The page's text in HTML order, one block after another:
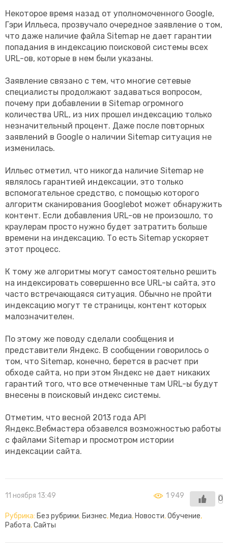
Некоторое время назад от уполномоченного Google,
Гэри Илльеса, прозвучало очередное заявление о том,
что даже наличие файла Sitemap не дает гарантии
попадания в индексацию поисковой системы всех
URL-ов, которые в нем были указаны.
Заявление связано с тем, что многие сетевые
специалисты продолжают задаваться вопросом,
почему при добавлении в Sitemap огромного
количества URL, из них прошел индексацию только
незначительный процент. Даже после повторных
заявлений в Google о наличии Sitemap ситуация не
изменилась.
Илльес отметил, что никогда наличие Sitemap не
являлось гарантией индексации, это только
вспомогательное средство, с помощью которого
алгоритм сканирования Googlebot может обнаружить
контент. Если добавления URL-ов не произошло, то
краулерам просто нужно будет затратить больше
времени на индексацию. То есть Sitemap ускоряет
этот процесс.
К тому же алгоритмы могут самостоятельно решить
на индексировать совершенно все URL-ы сайта, это
часто встречающаяся ситуация. Обычно не пройти
индексацию могут те страницы, контент которых
малозначителен.
По этому же поводу сделали сообщения и
представители Яндекс. В сообщении говорилось о
том, что Sitemap, конечно, берется в расчет при
обходе сайта, но при этом Яндекс не дает никаких
гарантий того, что все отмеченные там URL-ы будут
внесены в поисковый индекс системы.
Отметим, что весной 2013 года API
Яндекс.Вебмастера обзавелся возможностью работы
с файлами Sitemap и просмотром истории
индексации сайта.
11 ноября 13:49 0
1 949
Рубрика: Без рубрики, Бизнес, Медиа, Новости,Обучение,
Работа,Сайты